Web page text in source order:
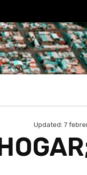
Updated: 7